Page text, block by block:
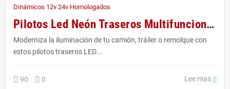
Pilotos Led Neón Traseros Multifunciones Intermitentes Dinámicos 12v 24v Homologados
Moderniza la iluminación de tu camión, tráiler o remolque con
estos pilotos traseros LED...
90 0 Lee mas